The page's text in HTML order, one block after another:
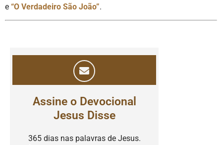
e “O Verdadeiro São João”.
Assine o Devocional
Jesus Disse
365 dias nas palavras de Jesus.